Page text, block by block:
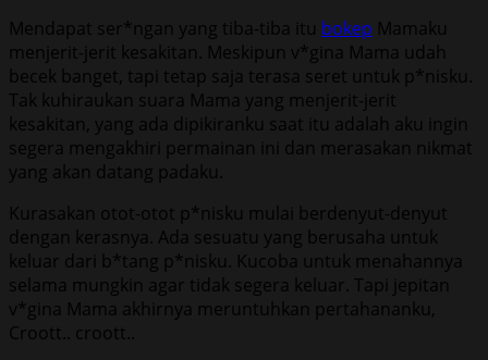
Mendapat ser*ngan yang tiba-tiba itu bokep Mamaku
menjerit-jerit kesakitan. Meskipun v*gina Mama udah
becek banget, tapi tetap saja terasa seret untuk p*nisku.
Tak kuhiraukan suara Mama yang menjerit-jerit
kesakitan, yang ada dipikiranku saat itu adalah aku ingin
segera mengakhiri permainan ini dan merasakan nikmat
yang akan datang padaku.
Kurasakan otot-otot p*nisku mulai berdenyut-denyut
dengan kerasnya. Ada sesuatu yang berusaha untuk
keluar dari b*tang p*nisku. Kucoba untuk menahannya
selama mungkin agar tidak segera keluar. Tapi jepitan
v*gina Mama akhirnya meruntuhkan pertahananku,
Croott.. croott..